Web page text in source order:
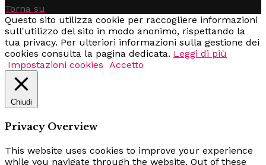
Torna su
Questo sito utilizza cookie per raccogliere informazioni
sull'utilizzo del sito in modo anonimo, rispettando la
tua privacy. Per ulteriori informazioni sulla gestione dei
cookies consulta la pagina dedicata. Leggi di più
Impostazioni cookies Accetto
Chiudi
Privacy Overview
This website uses cookies to improve your experience
while you navigate through the website. Out of these